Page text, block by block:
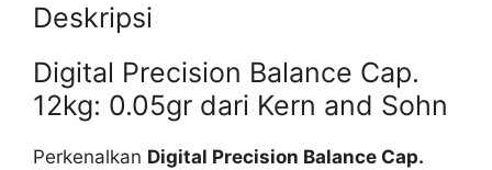
Deskripsi
Digital Precision Balance Cap.
12kg: 0.05gr dari Kern and Sohn
Perkenalkan Digital Precision Balance Cap.